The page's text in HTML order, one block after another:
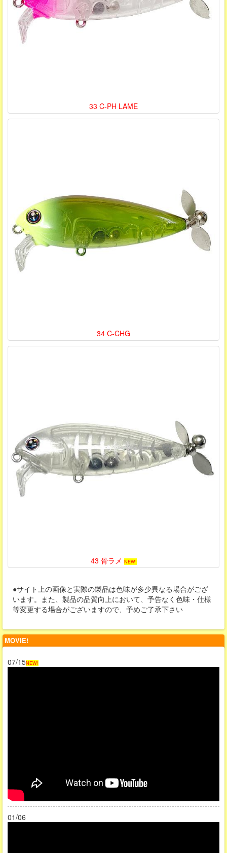
33 C-PH LAME
34 C-CHG
43 骨ラメ NEW!
●サイト上の画像と実際の製品は色味が多少異なる場合がござ
います。また、製品の品質向上において、予告なく色味・仕様
等変更する場合がございますので、予めご了承下さい
MOVIE!
07/15NEW!
01/06